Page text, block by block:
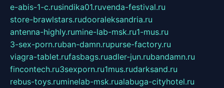
e-abis-1-c.rusindika01.ruvenda-festival.ru
store-brawlstars.rudooraleksandria.ru
antenna-highly.rumine-lab-msk.ru1-mus.ru
3-sex-porn.ruban-damn.rupurse-factory.ru
viagra-tablet.rufasbags.ruadler-jun.rubandamn.ru
fincontech.ru3sexporn.ru1mus.rudarksand.ru
rebus-toys.ruminelab-msk.rualabuga-cityhotel.ru